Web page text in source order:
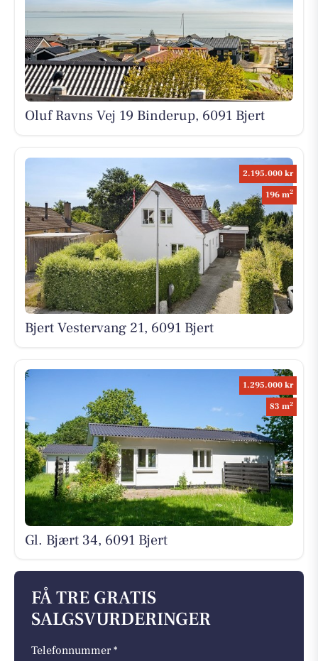
Oluf Ravns Vej 19 Binderup, 6091 Bjert
2.195.000 kr
196 m2
Bjert Vestervang 21, 6091 Bjert
1.295.000 kr
83 m2
Gl. Bjært 34, 6091 Bjert
FÅ TRE GRATIS
SALGSVURDERINGER
Telefonnummer *